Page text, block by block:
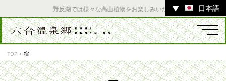
野反湖では様々な高山植物をお楽しみいただけます。 ／ チャ
▼ 日本語
TOP >宿